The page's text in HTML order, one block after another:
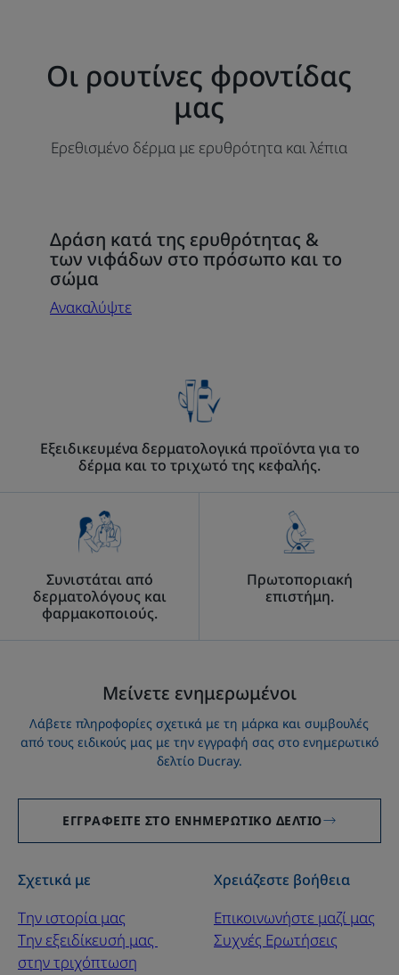
Οι ρουτίνες φροντίδας
μας
Ερεθισμένο δέρμα με ερυθρότητα και λέπια
Ανακαλύψτε
Δράση
κατά
ερυθρότητας
και
σώμα
Δράση κατά της ερυθρότητας &
των νιφάδων στο πρόσωπο και το
σώμα
Ανακαλύψτε
Εξειδικευμένα δερματολογικά προϊόντα για το
δέρμα και το τριχωτό της κεφαλής.
Συνιστάται από
δερματολόγους και
φαρμακοποιούς.
Πρωτοποριακή
επιστήμη.
Μείνετε ενημερωμένοι
Λάβετε πληροφορίες σχετικά με τη μάρκα και συμβουλές
από τους ειδικούς μας με την εγγραφή σας στο ενημερωτικό
δελτίο Ducray.
ΕΓΓΡΑΦΕΊΤΕ ΣΤΟ ΕΝΗΜΕΡΩΤΙΚΌ ΔΕΛΤΊΟ
Σχετικά με
Την ιστορία μας
Την εξειδίκευσή μας ​
στην τριχόπτωση
Χρειάζεστε βοήθεια
Επικοινωνήστε μαζί μας
Συχνές Ερωτήσεις